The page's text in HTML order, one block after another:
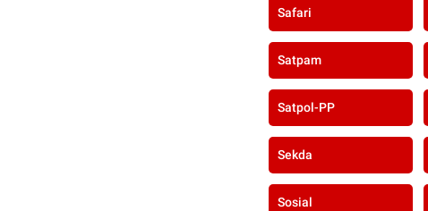
Safari
Satpam
Satpol-PP
Sekda
Sosial